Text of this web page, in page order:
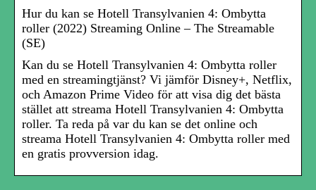
Hur du kan se Hotell Transylvanien 4: Ombytta
roller (2022) Streaming Online – The Streamable
(SE)
Kan du se Hotell Transylvanien 4: Ombytta roller
med en streamingtjänst? Vi jämför Disney+, Netflix,
och Amazon Prime Video för att visa dig det bästa
stället att streama Hotell Transylvanien 4: Ombytta
roller. Ta reda på var du kan se det online och
streama Hotell Transylvanien 4: Ombytta roller med
en gratis provversion idag.